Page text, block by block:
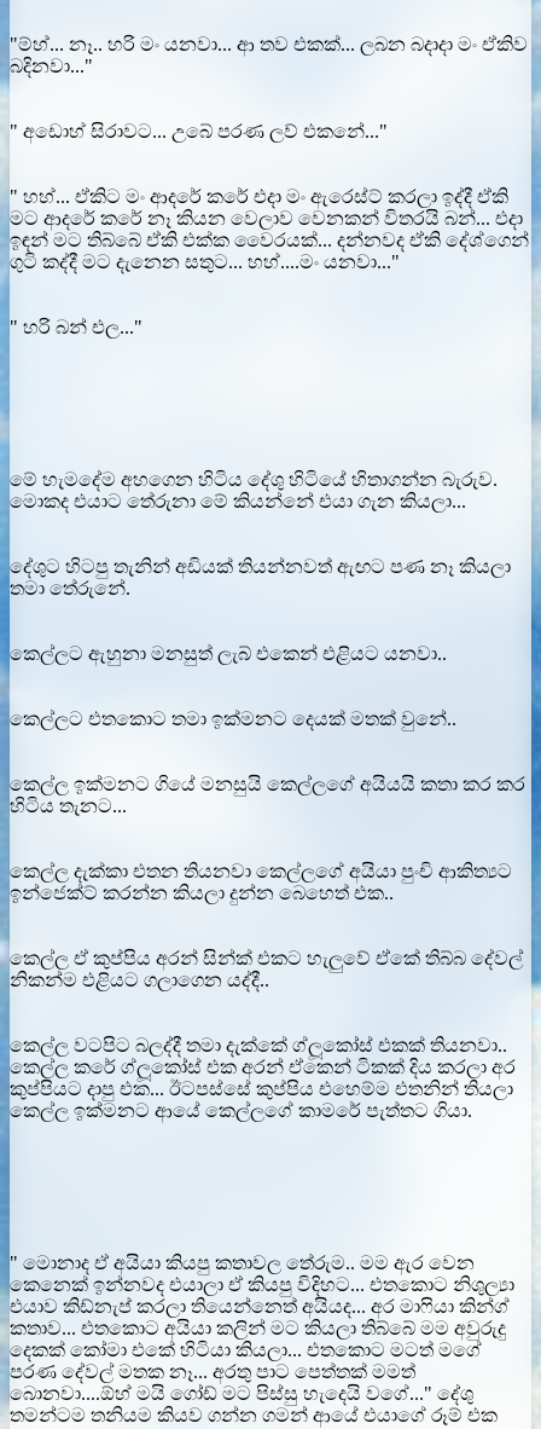
"ම්හ්... නෑ.. හරි මං යනවා... ආ තව එකක්... ලබන බදාදා මං ඒකිව
බදිනවා..."
" අඩොහ් සිරාවට... උබේ පරණ ලව් එකනේ..."
" හහ්... ඒකිට මං ආදරේ කරේ එදා මං ඇරෙස්ට් කරලා ඉද්දී ඒකි
මට ආදරේ කරේ නෑ කියන වෙලාව වෙනකන් විතරයි බන්... එදා
ඉඳන් මට තිබ්බේ ඒකි එක්ක වෛරයක්... දන්නවද ඒකි දේශ්ගෙන්
ගුටි කද්දී මට දැනෙන සතුට... හහ්....මං යනවා..."
" හරි බන් එල..."
මේ හැමදේම අහගෙන හිටිය දේශු හිටියේ හිතාගන්න බැරුව.
මොකද එයාට තේරුනා මේ කියන්නේ එයා ගැන කියලා...
දේශුට හිටපු තැනින් අඩියක් තියන්නවත් ඇඟට පණ නෑ කියලා
තමා තේරුනේ.
කෙල්ලට ඇහුනා මනසුත් ලැබ් එකෙන් එළියට යනවා..
කෙල්ලට එතකොට තමා ඉක්මනට දෙයක් මතක් වුනේ..
කෙල්ල ඉක්මනට ගියේ මනසුයි කෙල්ලගේ අයියයි කතා කර කර
හිටිය තැනට...
කෙල්ල දැක්කා එතන තියනවා කෙල්ලගේ අයියා පුංචි ආකිත්‍යට
ඉන්ජෙක්ට් කරන්න කියලා දුන්න බෙහෙත් එක..
කෙල්ල ඒ කුප්පිය අරන් සින්ක් එකට හැලුවේ ඒකේ තිබ්බ දේවල්
නිකන්ම එළියට ගලාගෙන යද්දී..
කෙල්ල වටපිට බලද්දී තමා දැක්කේ ග්ලූකෝස් එකක් තියනවා..
කෙල්ල කරේ ග්ලූකෝස් එක අරන් ඒකෙන් ටිකක් දිය කරලා අර
කුප්පියට දාපු එක... ඊටපස්සේ කුප්පිය එහෙම්ම එතනින් තියලා
කෙල්ල ඉක්මනට ආයේ කෙල්ලගේ කාමරේ පැත්තට ගියා.
" මොනාද ඒ අයියා කියපු කතාවල තේරුම.. මම ඇර වෙන
කෙනෙක් ඉන්නවද එයාලා ඒ කියපු විදිහට... එතකොට නිශුල්‍යා
එයාව කිඩ්නැප් කරලා තියෙන්නෙත් අයියද... අර මාෆියා කින්ග්
කතාව... එතකොට අයියා කලින් මට කියලා තිබ්බේ මම අවුරුදු
දෙකක් කෝමා එකේ හිටියා කියලා... එතකොට මටත් මගේ
පරණ දේවල් මතක නෑ... අරතු පාට පෙත්තක් මමත්
බොනවා....ඕහ් මයි ගෝඩ් මට පිස්සු හැදෙයි වගේ..." දේශු
තමන්ටම තනියම කියව ගන්න ගමන් ආයේ එයාගේ රූම් එක